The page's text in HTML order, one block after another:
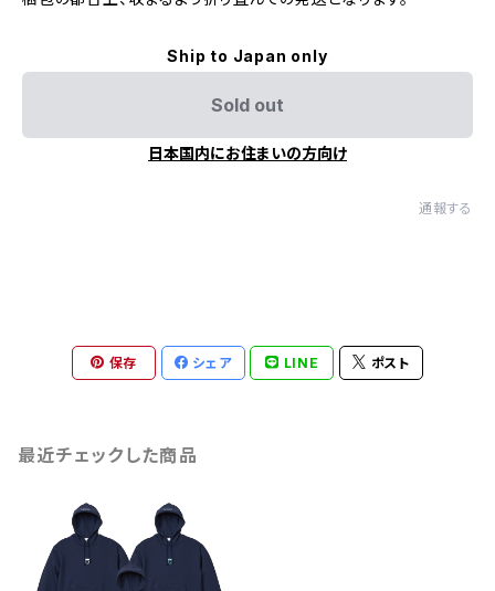
Ship to Japan only
Sold out
日本国内にお住まいの方向け
通報する
保存 シェア LINE ポスト
最近チェックした商品